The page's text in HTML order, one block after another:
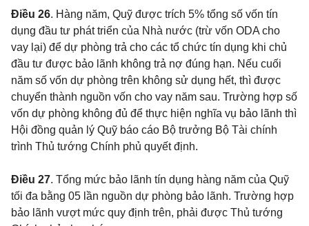
Điều 26. Hàng năm, Quỹ được trích 5% tổng số vốn tín
dụng đầu tư phát triển của Nhà nước (trừ vốn ODA cho
vay lại) để dự phòng trả cho các tổ chức tín dụng khi chủ
đầu tư được bảo lãnh không trả nợ đúng hạn. Nếu cuối
năm số vốn dự phòng trên không sử dụng hết, thì được
chuyển thành nguồn vốn cho vay năm sau. Trường hợp số
vốn dự phòng không đủ để thực hiện nghĩa vụ bảo lãnh thì
Hội đồng quản lý Quỹ báo cáo Bộ trưởng Bộ Tài chính
trình Thủ tướng Chính phủ quyết định.
Điều 27. Tổng mức bảo lãnh tín dụng hàng năm của Quỹ
tối đa bằng 05 lần nguồn dự phòng bảo lãnh. Trường hợp
bảo lãnh vượt mức quy định trên, phải được Thủ tướng